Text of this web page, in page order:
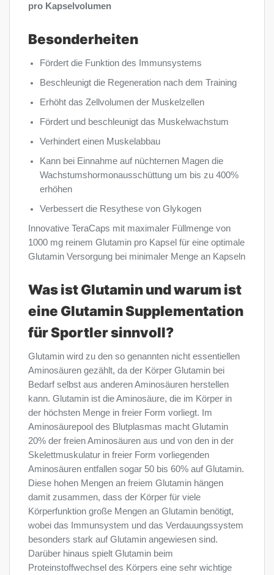
pro Kapselvolumen
Besonderheiten
Fördert die Funktion des Immunsystems
Beschleunigt die Regeneration nach dem Training
Erhöht das Zellvolumen der Muskelzellen
Fördert und beschleunigt das Muskelwachstum
Verhindert einen Muskelabbau
Kann bei Einnahme auf nüchternen Magen die
Wachstumshormonausschüttung um bis zu 400%
erhöhen
Verbessert die Resythese von Glykogen
Innovative TeraCaps mit maximaler Füllmenge von
1000 mg reinem Glutamin pro Kapsel für eine optimale
Glutamin Versorgung bei minimaler Menge an Kapseln
Was ist Glutamin und warum ist
eine Glutamin Supplementation
für Sportler sinnvoll?
Glutamin wird zu den so genannten nicht essentiellen
Aminosäuren gezählt, da der Körper Glutamin bei
Bedarf selbst aus anderen Aminosäuren herstellen
kann. Glutamin ist die Aminosäure, die im Körper in
der höchsten Menge in freier Form vorliegt. Im
Aminosäurepool des Blutplasmas macht Glutamin
20% der freien Aminosäuren aus und von den in der
Skelettmuskulatur in freier Form vorliegenden
Aminosäuren entfallen sogar 50 bis 60% auf Glutamin.
Diese hohen Mengen an freiem Glutamin hängen
damit zusammen, dass der Körper für viele
Körperfunktion große Mengen an Glutamin benötigt,
wobei das Immunsystem und das Verdauungssystem
besonders stark auf Glutamin angewiesen sind.
Darüber hinaus spielt Glutamin beim
Proteinstoffwechsel des Körpers eine sehr wichtige